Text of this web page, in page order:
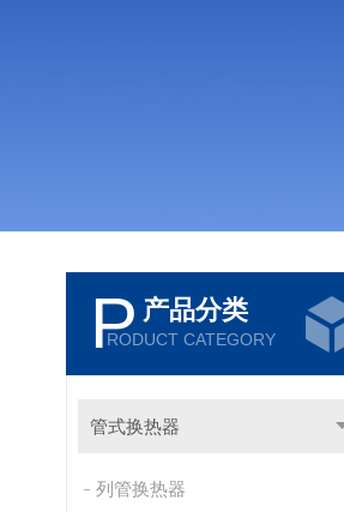
P 产品分类
RODUCT CATEGORY
管式换热器
列管换热器